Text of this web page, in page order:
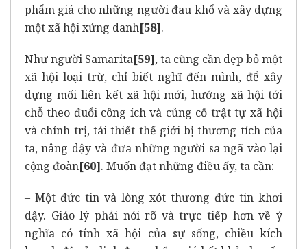
phẩm giá cho những người đau khổ và xây dựng
một xã hội xứng danh[58].
Như người Samarita[59], ta cũng cần dẹp bỏ một
xã hội loại trừ, chỉ biết nghĩ đến mình, để xây
dựng mối liên kết xã hội mới, hướng xã hội tới
chỗ theo đuổi công ích và củng cố trật tự xã hội
và chính trị, tái thiết thế giới bị thương tích của
ta, nâng dậy và đưa những người sa ngã vào lại
cộng đoàn[60]. Muốn đạt những điều ấy, ta cần:
– Một đức tin và lòng xót thương đức tin khơi
dậy. Giáo lý phải nói rõ và trực tiếp hơn về ý
nghĩa có tính xã hội của sự sống, chiều kích